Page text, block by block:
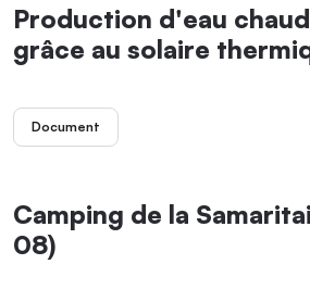
Production d'eau
grâce au solaire
Document
Camping de la
08)